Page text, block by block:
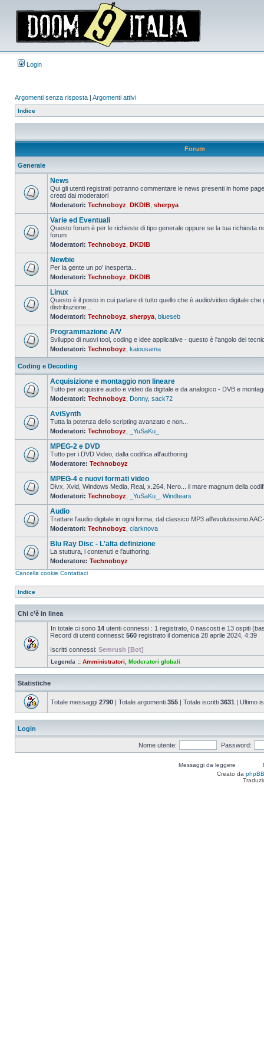
Login
Argomenti senza risposta | Argomenti attivi
Indice
Forum
Generale
Nessun
da
leggere
News
Qui gli utenti registrati potranno commentare le news presenti in home
creati dai moderatori
Moderatori: Technoboyz DKDIB sherpya
Nessun
da
leggere
Varie ed Eventuali
Questo forum è per le richieste di tipo generale oppure se la tua richiesta
forum
Moderatori: Technoboyz DKDIB
Nessun
messaggio
leggere
Newbie
Per la gente un po' inesperta...
Moderatori: Technoboyz DKDIB
Nessun
da
leggere
Linux
Questo è il posto in cui parlare di tutto quello che è audio/video digitale
distribuzione...
Moderatori: Technoboyz sherpya blueseb
Nessun
messaggio
da
leggere
Programmazione A/V
Sviluppo di nuovi tool, coding e idee applicative - questo è l'angolo dei
Moderatori: Technoboyz kaiousama
Coding e Decoding
Nessun
messaggio
da
leggere
Acquisizione e montaggio non lineare
Tutto per acquisire audio e video da digitale e da analogico - DVB e
Moderatori: Technoboyz Donny, sack72
Nessun
messaggio
da
leggere
AviSynth
Tutta la potenza dello scripting avanzato e non...
Moderatori: Technoboyz _YuSaKu_
Nessun
messaggio
da
leggere
MPEG-2 e DVD
Tutto per i DVD Video, dalla codifica all'authoring
Moderatore: Technoboyz
Nessun
messaggio
da
leggere
MPEG-4 e nuovi formati video
Divx, Xvid, Windows Media, Real, x.264, Nero... il mare magnum della
Moderatori: Technoboyz _YuSaKu_ Windtears
Nessun
messaggio
da
leggere
Audio
Trattare l'audio digitale in ogni forma, dal classico MP3 all'evolutissimo
Moderatori: Technoboyz clarknova
Nessun
messaggio
da
Blu Ray Disc - L'alta definizione
La stuttura, i contenuti e l'authoring.
Moderatore: Technoboyz
Cancella cookie Contattaci
Indice
Chi c’è in linea
In totale ci sono 14 utenti connessi : 1 registrato, 0 nascosti e 13 ospiti
Record di utenti connessi: 560 registrato il domenica 28 aprile 2024, 4:39
Iscritti connessi: Semrush [Bot]
Legenda :: Amministratori Moderatori globali
Statistiche
Totale messaggi 2790 | Totale argomenti 355 | Totale iscritti 3631 | Ultimo
Login
Nome utente: Password:
Messaggi da leggere
Creato da phpBB